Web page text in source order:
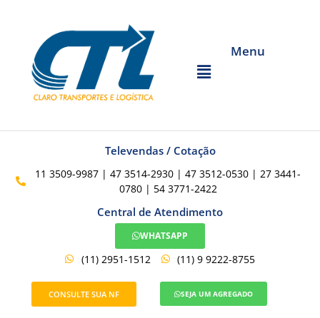
Menu
Televendas / Cotação
11 3509-9987 | 47 3514-2930 | 47 3512-0530 | 27 3441-
0780 | 54 3771-2422
Central de Atendimento
WHATSAPP
(11) 2951-1512 (11) 9 9222-8755
CONSULTE SUA NF SEJA UM AGREGADO